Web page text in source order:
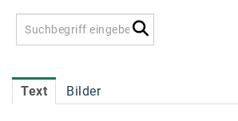
Accessiway
Text Bilder